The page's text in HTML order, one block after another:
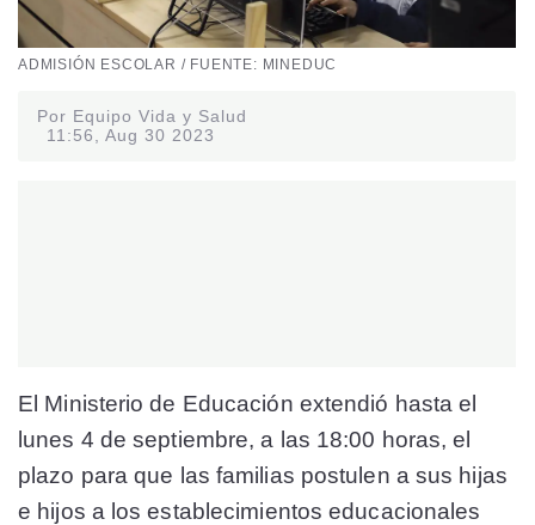
ADMISIÓN ESCOLAR / FUENTE: MINEDUC
Por Equipo Vida y Salud
11:56, Aug 30 2023
El Ministerio de Educación extendió hasta el
lunes 4 de septiembre, a las 18:00 horas, el
plazo para que las familias postulen a sus hijas
e hijos a los establecimientos educacionales